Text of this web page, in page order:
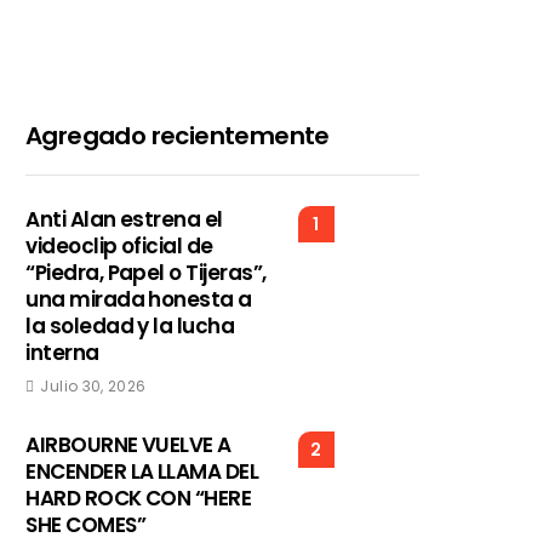
Agregado recientemente
1
Anti Alan estrena el
videoclip oficial de
“Piedra, Papel o Tijeras”,
una mirada honesta a
la soledad y la lucha
interna
Julio 30, 2026
2
AIRBOURNE VUELVE A
ENCENDER LA LLAMA DEL
HARD ROCK CON “HERE
SHE COMES”